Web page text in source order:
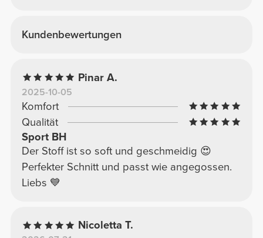
Kundenbewertungen
Pinar A.
2025-10-05
Komfort
Qualität
Sport BH
Der Stoff ist so soft und geschmeidig 😍
Perfekter Schnitt und passt wie angegossen.
Liebs 💙
Nicoletta T.